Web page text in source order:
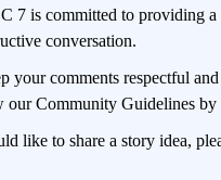
7 is committed to providing
conversation.
your comments respectful
our Community Guidelines by
like to share a story idea,